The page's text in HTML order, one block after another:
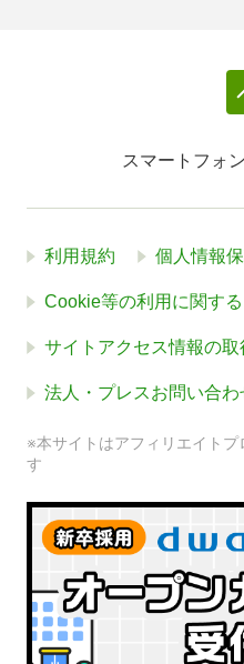
スマートフォ
利用規約 個人情報
Cookie等の利用に関す
サイトアクセス情報の取
法人・プレスお問い合わ
※本サイトはアフィリエイト
す